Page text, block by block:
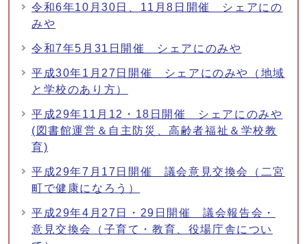
令和6年10月30日、11月8日開催 シェアにの
みや
令和7年5月31日開催 シェアにのみや
平成30年1月27日開催 シェアにのみや（地域
と学校のあり方）
平成29年11月12・18日開催 シェアにのみや
(図書館運営＆自主防災、高齢者福祉＆学校教
育)
平成29年7月17日開催 議会意見交換会（二宮
町で健康になろう）
平成29年4月27日・29日開催 議会報告会・
意見交換会（子育て・教育、役場庁舎につい